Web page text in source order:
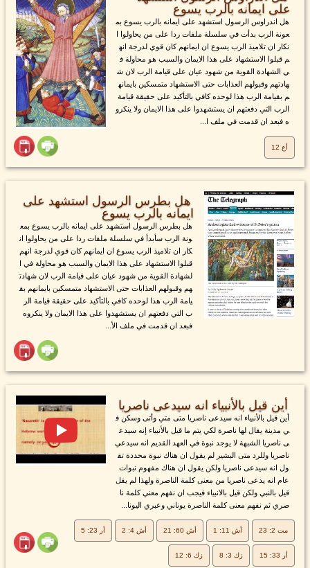
على ايمانه بالرب يسوع
هل اندراوس الرسول استشهد على ايمانه بالرب يسوع بم
عونة الرب بدأت في سلسلة ملفات ردا على من يحاولوا ا
نكار ان تلاميذ الرب يسوع ان ايمانهم كان قوي لدرجة انه
م قبلوا الاستشهاد على هذا الايمان والسبب هو محاولة ف
ي الشهادة القوية من شهود عيان على قيامة الرب لان ش
هادتهم وقبولهم العذابات حتى الاستشهاد متمسكين بايمانه
م بقيامة الرب هذا لوحده كافي بالتأكيد على حقيقة قيامة
الرب التي دفعتهم ان يستشهدوا على هذا الايمان ولا ينكرو
ه فبعد ان قدمت في ملف ا...
أع 12
هل بطرس الرسول استشهد على
ايمانه بالرب يسوع
هل بطرس الرسول استشهد على ايمانه بالرب يسوع بمع
ونة الرب سأبدأ في سلسلة ملفات ردا على من يحاولوا ان
كار ان تلاميذ الرب يسوع ان ايمانهم كان قوي لدرجة انهم
قبلوا الاستشهاد على هذا الايمان والسبب هو محاولة في ا
لشهادة القوية من شهود عيان على قيامة الرب لان شهادت
هم وقبولهم العذابات حتى الاستشهاد متمسكين بايمانهم بق
يامة الرب هذا لوحده كافي بالتأكيد على حقيقة قيامة الر
ب التي دفعتهم ان يستشهدوا على هذا الايمان ولا ينكروه
فبعد ان قدمت في ملف الأ...
أين قيل بالأنبياء انه سيدعى ناصريا
أين قيل بالأنبياء انه سيدعى ناصريا متى متي وأتى وسكن ف
ي مدينة يقال لها ناصرة لكي يتم ما قيل بالأنبياء إنه سيدع
ى ناصريا الشبهة لا يوجد نبوة في العهد القديم انه سيدعي
ناصريا وللرد متى البشير لم يقول ان هناك نبوة محددة تق
ول انه سيدعى ناصريا ولكن يقول ان هناك مفهوم نبوات
عام انه يدعى ناصريا من معنى كلمة الناصرة ولهذا لم يقل
قيل بالنبي ولكن قيل بالانبياء فيجب ان نفهم معني كلمة نا
صري ثم نفهم معنى كلمة الناصرة يوناني وعبري اليونا...
مت 2: 23 أش 11: 1 أش 60: 21 أش 4: 2 أر 23: 5
أر 33: 15 زك 3: 8 زك 6: 12